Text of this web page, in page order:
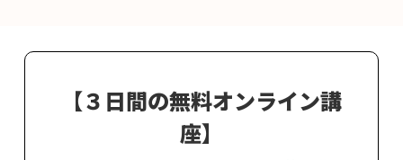
【３日間の無料オンライン講
座】